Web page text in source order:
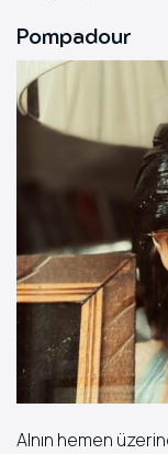
Pompadour
Alnın hemen